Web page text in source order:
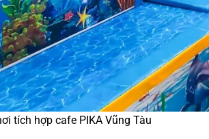
tích hợp cafe PIKA Vũng Tàu